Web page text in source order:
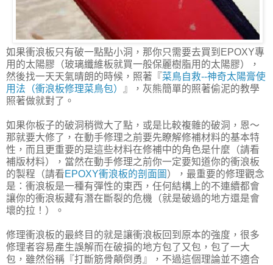
如果衝浪板只有破一點點小洞，那你只需要去買到EPOXY專
用的太陽膠（玻璃纖維板就買一般保麗樹脂用的太陽膠），
然後找一天天氣晴朗的時候，照著『菜鳥自救--神奇太陽膏使
用法（衝浪板修理菜鳥包）
』，灰熊簡單的照著偷泥的教學
照著做就對了。
如果你板子的破洞稍微大了點，或是比較複雜的破洞，恩～
那就要大修了，在動手修理之前要先瞭解修補材料的基本特
性，而且更重要的是這些材料在修補中的角色是什麼（請看
補版材料），當然在動手修理之前你一定要知道你的衝浪板
的製程（請看EPOXY衝浪板的剖面圖 ），最重要的修理觀念
是：衝浪板是一種有彈性的東西，任何結構上的不連續都會
讓你的衝浪板藏有潛在斷裂的危機（就是破過的地方還是會
壞的拉！）。
修理衝浪板的最終目的就是讓衝浪板回到原本的強度，很多
修理者容易產生誤解而在破損的地方包了又包，包了一大
包，雖然俗稱『打斷筋骨顛倒勇』，不過這個理論並不適合